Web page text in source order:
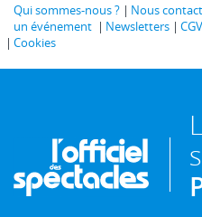
Qui sommes-nous ? Nous
un événement
Newsletters CGV
Cookies